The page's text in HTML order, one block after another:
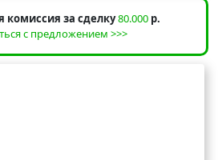
комиссия за сделку80.000 р.
с предложением >>>